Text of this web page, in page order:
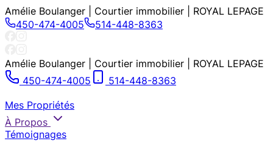
Amélie Boulanger | Courtier immobilier | ROYAL LEPAGE
450-474-4005
514-448-8363
Amélie Boulanger | Courtier immobilier | ROYAL LEPAGE
450-474-4005
514-448-8363
Mes Propriétés
À Propos
Témoignages